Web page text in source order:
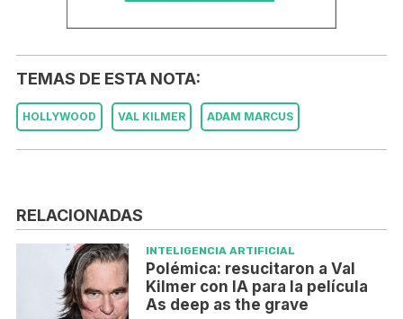
TEMAS DE ESTA NOTA:
HOLLYWOOD VAL KILMER ADAM MARCUS
RELACIONADAS
INTELIGENCIA ARTIFICIAL
Polémica: resucitaron a Val
Kilmer con IA para la película
As deep as the grave